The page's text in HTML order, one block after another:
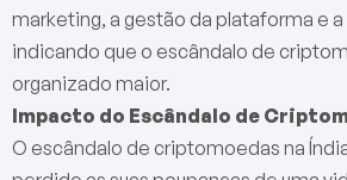
marketing, a gestão da plataforma e
indicando que o escândalo de
organizado maior.
Impacto do Escândalo de
O escândalo de criptomoedas na